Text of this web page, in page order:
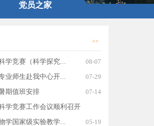
党员之家
>>
学竞赛（科学探究... 08-07
业师生赴我中心开... 07-29
期值班安排 07-14
学竞赛工作会议顺利召开
05-19
学国家级实验教学...